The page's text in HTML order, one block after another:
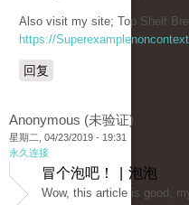
Also visit my site; Top Shelf
https://
回复
Anonymous (未验证)
星期二, 04/23/2019 - 19:31
永久连接
冒个泡吧！ | 泡泡
Wow, this article is good,